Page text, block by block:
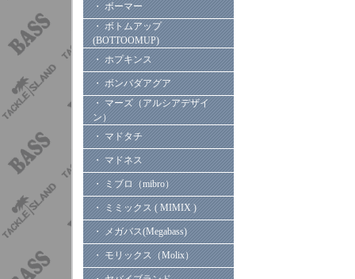
・ ボーマー
・ ボトムアップ
(BOTTOOMUP)
・ ホプキンス
・ ボンバダアグア
・ マーズ（アルシアデザイ
ン）
・ マドタチ
・ マドネス
・ ミブロ（mibro）
・ ミミックス ( MIMIX )
・ メガバス(Megabass)
・ モリックス（Molix）